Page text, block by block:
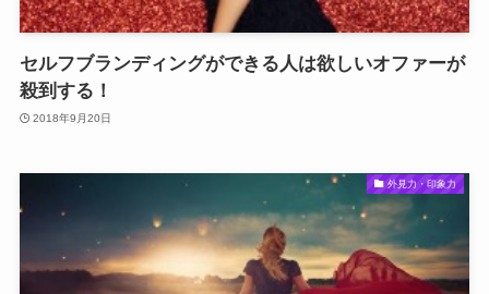
セルフブランディングができる人は欲しいオファーが
殺到する！
2018年9月20日
外見力・印象力